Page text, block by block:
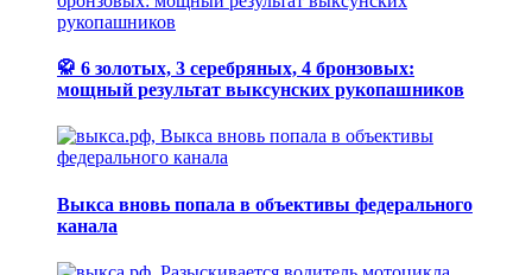
🥋 6 золотых, 3 серебряных, 4 бронзовых:
мощный результат выксунских рукопашников
Выкса вновь попала в объективы федерального
канала